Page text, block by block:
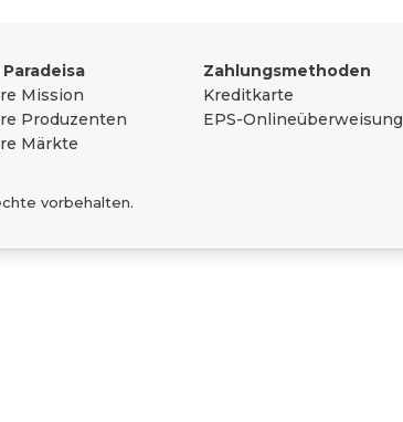
Mission
Produzenten
Märkte
Zahlungsmethoden
Kreditkarte
EPS-Onlineüberweisung
vorbehalten.